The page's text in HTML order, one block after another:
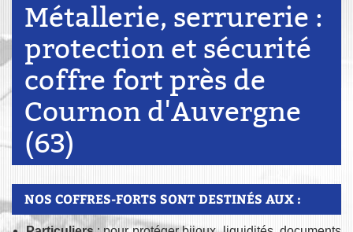
Métallerie, serrurerie :
protection et sécurité
coffre fort près de
Cournon d'Auvergne
(63)
NOS COFFRES-FORTS SONT DESTINÉS AUX :